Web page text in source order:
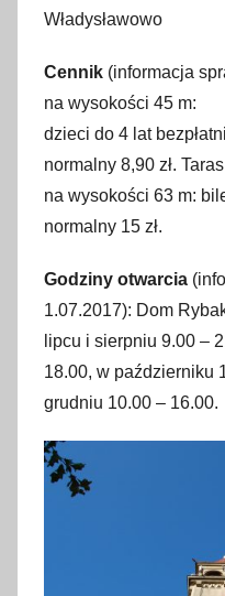
Władysławowo
Cennik (informacja
na wysokości 45 m:
dzieci do 4 lat
normalny 8,90 zł.
na wysokości 63 m:
normalny 15 zł.
Godziny otwarcia
1.07.2017): Dom
lipcu i sierpniu 9.00 –
18.00, w październiku
grudniu 10.00 – 16.00.